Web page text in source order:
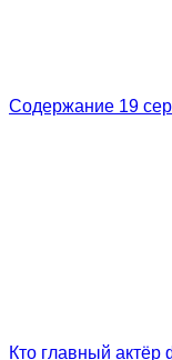
Содержание 19
Кто главный